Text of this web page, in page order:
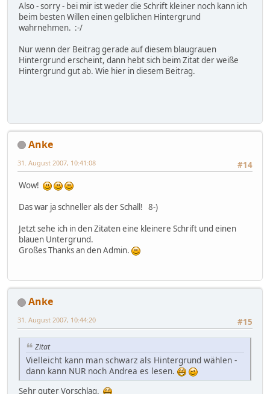
Also - sorry - bei mir ist weder die Schrift kleiner noch kann ich
beim besten Willen einen gelblichen Hintergrund
wahrnehmen. :-/
Nur wenn der Beitrag gerade auf diesem blaugrauen
Hintergrund erscheint, dann hebt sich beim Zitat der weiße
Hintergrund gut ab. Wie hier in diesem Beitrag.
Anke
#14
31. August 2007, 10:41:08
Wow!
Das war ja schneller als der Schall! 8-)
Jetzt sehe ich in den Zitaten eine kleinere Schrift und einen
blauen Untergrund.
Großes Thanks an den Admin.
Anke
#15
31. August 2007, 10:44:20
Zitat
Vielleicht kann man schwarz als Hintergrund wählen -
dann kann NUR noch Andrea es lesen.
Sehr guter Vorschlag.